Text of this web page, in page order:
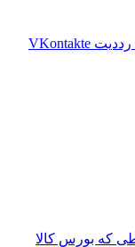
‫رددیت ‫VKontakte